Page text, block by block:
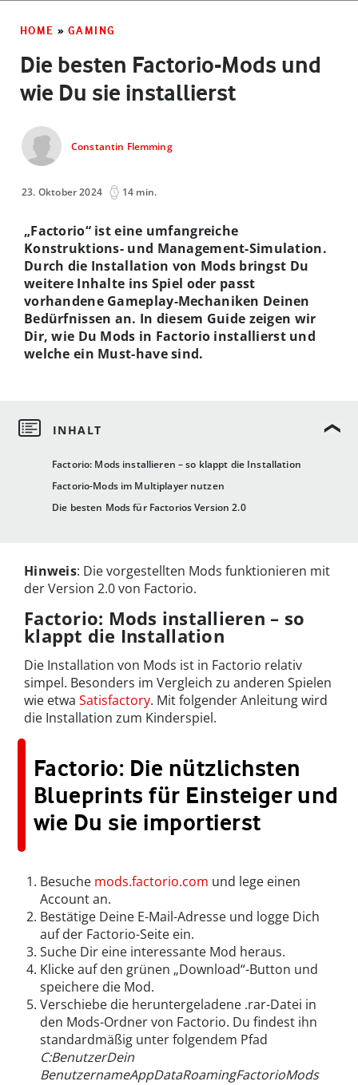
HOME » GAMING
Die besten Factorio-Mods und
wie Du sie installierst
Constantin Flemming
23. Oktober 2024 14 min.
Factorio: Mods installieren – so klappt die Installation
Factorio-Mods im Multiplayer nutzen
Die besten Mods für Factorios Version 2.0
„Factorio“ ist eine umfangreiche
Konstruktions- und Management-Simulation.
Durch die Installation von Mods bringst Du
weitere Inhalte ins Spiel oder passt
vorhandene Gameplay-Mechaniken Deinen
Bedürfnissen an. In diesem Guide zeigen wir
Dir, wie Du Mods in Factorio installierst und
welche ein Must-have sind.
Hinweis: Die vorgestellten Mods funktionieren mit
der Version 2.0 von Factorio.
Factorio: Mods installieren – so
klappt die Installation
Die Installation von Mods ist in Factorio relativ
simpel. Besonders im Vergleich zu anderen Spielen
wie etwa Satisfactory. Mit folgender Anleitung wird
die Installation zum Kinderspiel.
Factorio: Die nützlichsten
Blueprints für Einsteiger und
wie Du sie importierst
Besuche mods.factorio.com und lege einen
Account an.
Bestätige Deine E-Mail-Adresse und logge Dich
auf der Factorio-Seite ein.
Suche Dir eine interessante Mod heraus.
Klicke auf den grünen „Download“-Button und
speichere die Mod.
Verschiebe die heruntergeladene .rar-Datei in
den Mods-Ordner von Factorio. Du findest ihn
standardmäßig unter folgendem Pfad
C:BenutzerDein
BenutzernameAppDataRoamingFactorioMods